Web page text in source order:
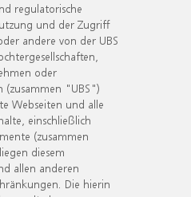
regulatorische
und der Zugriff
andere von der UBS
oder
(zusammen "UBS")
Webseiten und alle
einschließlich
(zusammen
diesem
allen anderen
Die hierin